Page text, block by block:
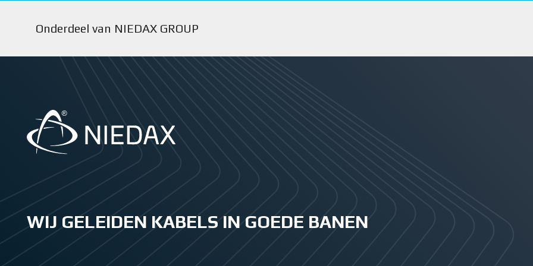
Onderdeel van NIEDAX GROUP
WIJ GELEIDEN KABELS IN GOEDE BANEN